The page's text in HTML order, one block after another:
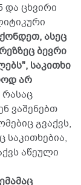
და ცხვირი
ასეც
ბევრი
საკითხი
არ
რასაც
ვაშენებთ
გვაქვს,
საკითხებია,
აწეული